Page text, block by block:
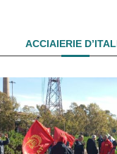
ACCIAIERIE